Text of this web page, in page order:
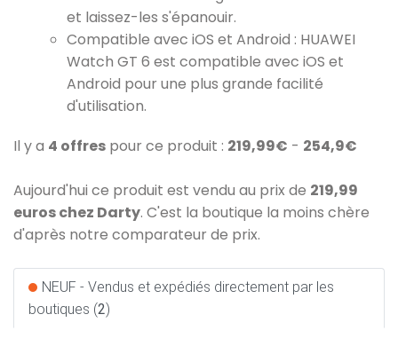
et laissez-les s'épanouir.
Compatible avec iOS et Android : HUAWEI
Watch GT 6 est compatible avec iOS et
Android pour une plus grande facilité
d'utilisation.
Il y a 4 offres pour ce produit : 219,99€ - 254,9€
Aujourd'hui ce produit est vendu au prix de 219,99
euros chez Darty. C'est la boutique la moins chère
d'après notre comparateur de prix.
NEUF - Vendus et expédiés directement par les
boutiques (2)